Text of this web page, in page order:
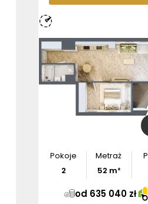
Pokoje
2
Metraż
52 m²
od 635 040 zł